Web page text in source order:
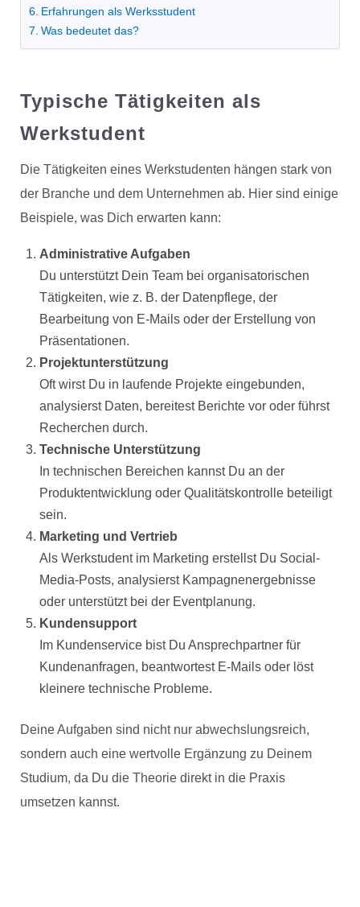
Erfahrungen als Werksstudent
Was bedeutet das?
Typische Tätigkeiten als
Werkstudent
Die Tätigkeiten eines Werkstudenten hängen stark von
der Branche und dem Unternehmen ab. Hier sind einige
Beispiele, was Dich erwarten kann:
Administrative Aufgaben
Du unterstützt Dein Team bei organisatorischen
Tätigkeiten, wie z. B. der Datenpflege, der
Bearbeitung von E-Mails oder der Erstellung von
Präsentationen.
Projektunterstützung
Oft wirst Du in laufende Projekte eingebunden,
analysierst Daten, bereitest Berichte vor oder führst
Recherchen durch.
Technische Unterstützung
In technischen Bereichen kannst Du an der
Produktentwicklung oder Qualitätskontrolle beteiligt
sein.
Marketing und Vertrieb
Als Werkstudent im Marketing erstellst Du Social-
Media-Posts, analysierst Kampagnenergebnisse
oder unterstützt bei der Eventplanung.
Kundensupport
Im Kundenservice bist Du Ansprechpartner für
Kundenanfragen, beantwortest E-Mails oder löst
kleinere technische Probleme.
Deine Aufgaben sind nicht nur abwechslungsreich,
sondern auch eine wertvolle Ergänzung zu Deinem
Studium, da Du die Theorie direkt in die Praxis
umsetzen kannst.